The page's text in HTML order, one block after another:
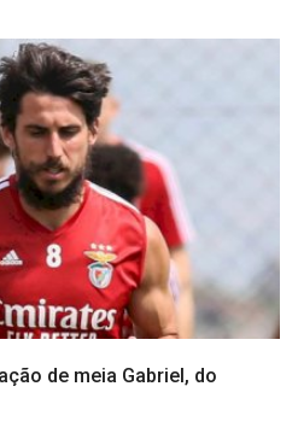
de meia Gabriel, do